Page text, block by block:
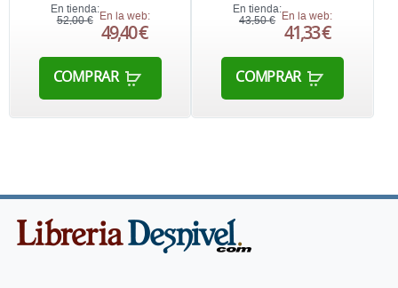
En tienda:
52,00 € En la web:
49,40 €
COMPRAR
En tienda:
43,50 € En la web:
41,33 €
COMPRAR